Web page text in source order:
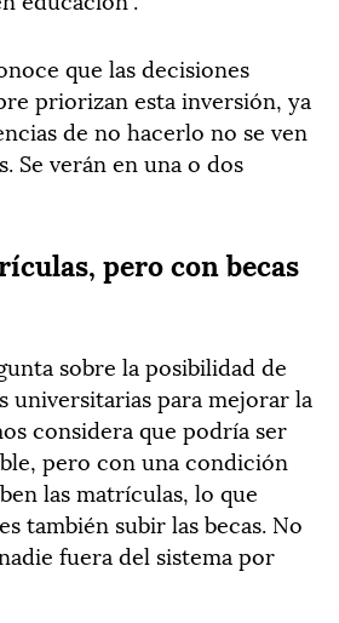
que las decisiones
priorizan esta inversión, ya
de no hacerlo no se ven
Se verán en una o dos
pero con becas
sobre la posibilidad de
universitarias para mejorar la
considera que podría ser
pero con una condición
las matrículas, lo que
también subir las becas. No
fuera del sistema por